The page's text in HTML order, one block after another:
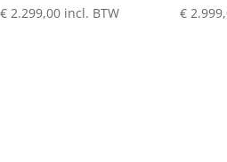
€2.299,00Prijsklasse:
incl. BTW
€